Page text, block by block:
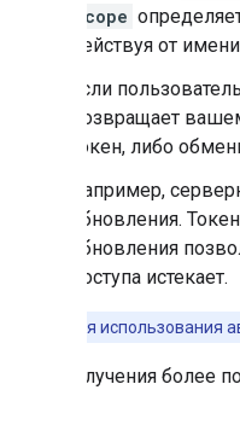
scope
действуя от
Если
возвращает
токен, либо
Например,
обновления.
обновления
доступа истекает.
для использования
Для получения более